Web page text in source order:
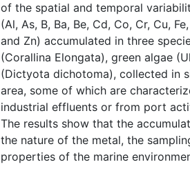
of the spatial and temporal
(Al, As, B, Ba, Be, Cd, Co, Cr, Cu,
and Zn) accumulated in three
(Corallina Elongata), green algae
(Dictyota dichotoma), collected in
area, some of which are
industrial effluents or from port
The results show that the
the nature of the metal, the
properties of the marine